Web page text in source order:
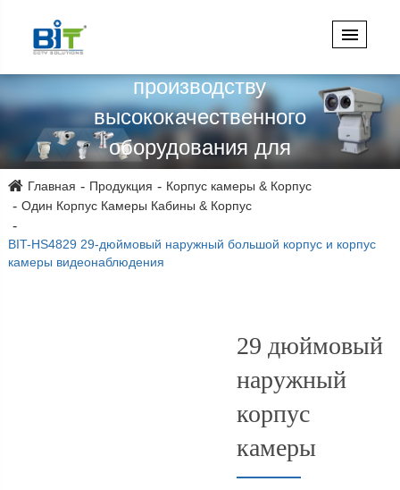
производству
высококачественного
оборудования для
видеонаблюдения более 15
лет!
Главная Продукция
Корпус камеры & Корпус
Один Корпус Камеры Кабины & Корпус
BIT-HS4829 29-дюймовый наружный большой корпус и корпус
камеры видеонаблюдения
29 дюймовый
наружный
корпус
камеры